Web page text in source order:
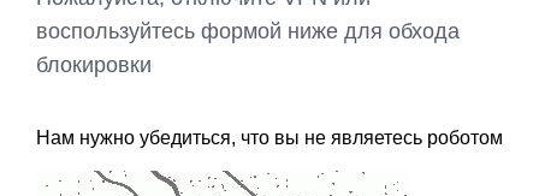
воспользуйтесь формой ниже для обхода
блокировки
Нам нужно убедиться, что вы не являетесь роботом